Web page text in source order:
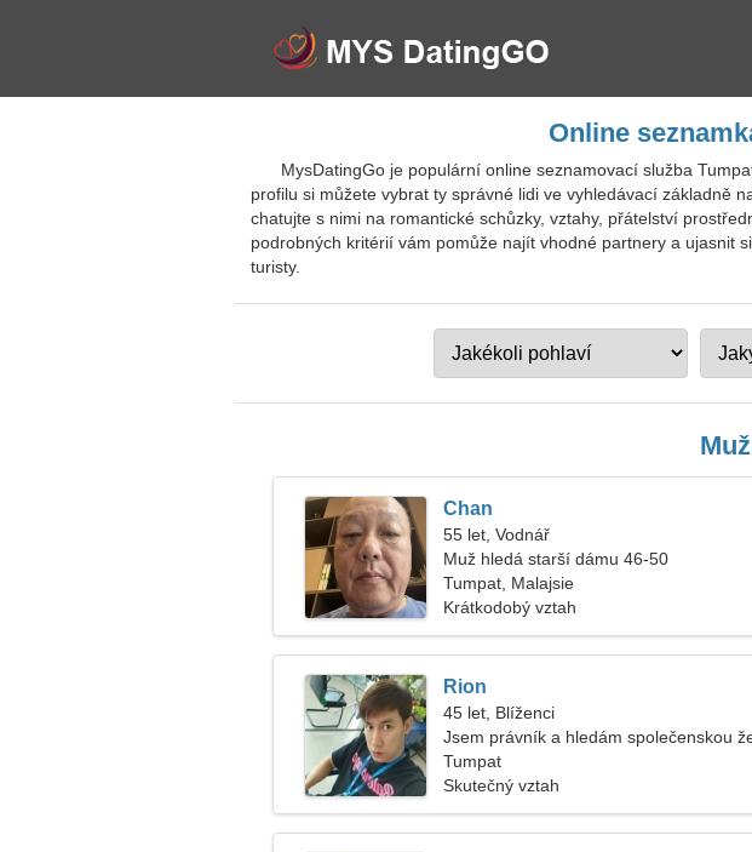
Online
MysDatingGo je populární online seznamovací služba
profilu si můžete vybrat ty správné lidi ve vyhledávací základně
chatujte s nimi na romantické schůzky, vztahy, přátelství
podrobných kritérií vám pomůže najít vhodné partnery a ujasnit
turisty.
Chan
55 let, Vodnář
Muž hledá starší dámu 46-50
Tumpat, Malajsie
Krátkodobý vztah
Rion
45 let, Blíženci
Jsem právník a hledám společenskou
Tumpat
Skutečný vztah